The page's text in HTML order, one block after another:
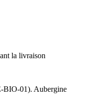
la livraison
BIO-01). Aubergine